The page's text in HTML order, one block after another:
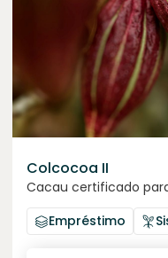
Colcocoa II
Cacau certificado
Empréstimo